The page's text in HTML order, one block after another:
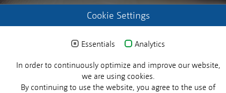
© 2024 MICROSENS. All rights reserved.
Cookie Settings
Essentials Analytics
In order to continuously optimize and improve our website,
we are using cookies.
By continuing to use the website, you agree to the use of